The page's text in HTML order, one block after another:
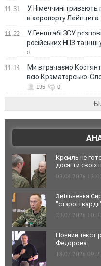
11:31
У Німеччині
в аеропорту Лейпцига
11:22
У Генштабі ЗСУ
російських НПЗ та
0
11:14
Ми втрачаємо
всю Краматорсько-
195 0
Кремль не
досягти своїх
03.08.2026
Звільнення
"старої
23.07.2026
Повний текст
Федорова
18.07.2026